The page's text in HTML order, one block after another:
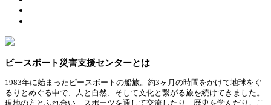
ピースボート災害支援センターとは
1983年に始まったピースボートの船旅。約3ヶ月の時間をかけて地球をぐ
るりとめぐる中で、人と自然、そして文化と繋がる旅を続けてきました。
現地の方とふれ合い、スポーツを通して交流したり、歴史を学んだり。こ